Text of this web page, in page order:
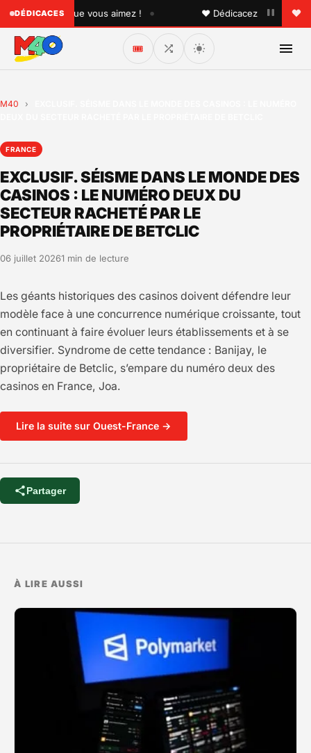
DÉDICACES
quelqu'un que vous aimez ! • ♥ Dédicacez un titre à
🎟️
M40 ›
FRANCE
EXCLUSIF. SÉISME DANS LE MONDE DES
CASINOS : LE NUMÉRO DEUX DU
SECTEUR RACHETÉ PAR LE
PROPRIÉTAIRE DE BETCLIC
06 juillet 20261 min de lecture
Les géants historiques des casinos doivent défendre leur
modèle face à une concurrence numérique croissante, tout
en continuant à faire évoluer leurs établissements et à se
diversifier. Syndrome de cette tendance : Banijay, le
propriétaire de Betclic, s’empare du numéro deux des
casinos en France, Joa.
Lire la suite sur Ouest-France →
Partager
À LIRE AUSSI